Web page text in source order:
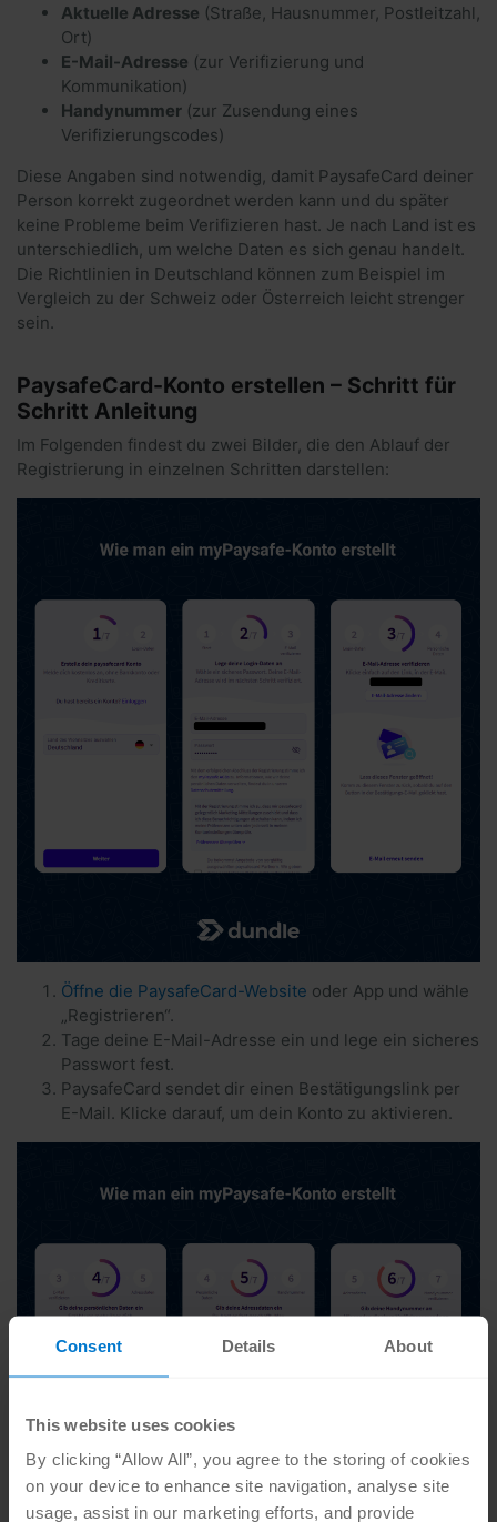
Consent Details About
This website uses cookies
By clicking “Allow All”, you agree to the storing of cookies
on your device to enhance site navigation, analyse site
usage, assist in our marketing efforts, and provide
Aktuelle Adresse (Straße, Hausnummer, Postleitzahl,
Ort)
E-Mail-Adresse (zur Verifizierung und
Kommunikation)
Handynummer (zur Zusendung eines
Verifizierungscodes)
Diese Angaben sind notwendig, damit PaysafeCard deiner
Person korrekt zugeordnet werden kann und du später
keine Probleme beim Verifizieren hast. Je nach Land ist es
unterschiedlich, um welche Daten es sich genau handelt.
Die Richtlinien in Deutschland können zum Beispiel im
Vergleich zu der Schweiz oder Österreich leicht strenger
sein.
PaysafeCard-Konto erstellen – Schritt für
Schritt Anleitung
Im Folgenden findest du zwei Bilder, die den Ablauf der
Registrierung in einzelnen Schritten darstellen:
Öffne die PaysafeCard-Website oder App und wähle
„Registrieren“.
Tage deine E-Mail-Adresse ein und lege ein sicheres
Passwort fest.
PaysafeCard sendet dir einen Bestätigungslink per
E-Mail. Klicke darauf, um dein Konto zu aktivieren.